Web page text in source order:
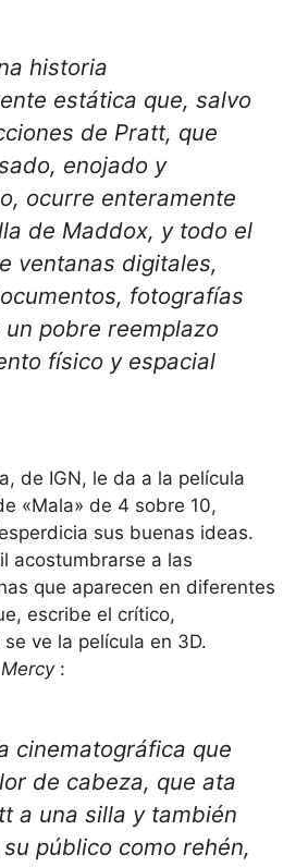
historia
estática que, salvo
de Pratt, que
enojado y
ocurre enteramente
de Maddox, y todo el
ventanas digitales,
fotografías
pobre reemplazo
físico y espacial
de IGN, le da a la película
«Mala» de 4 sobre 10,
sus buenas ideas.
acostumbrarse a las
que aparecen en diferentes
escribe el crítico,
ve la película en 3D.
Mercy:
cinematográfica que
de cabeza, que ata
a una silla y también
público como rehén,